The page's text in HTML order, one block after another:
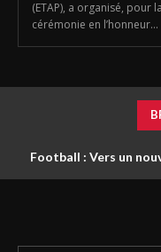
(ETAP), a organisé, pour
cérémonie en l’honneur...
Football : Vers un